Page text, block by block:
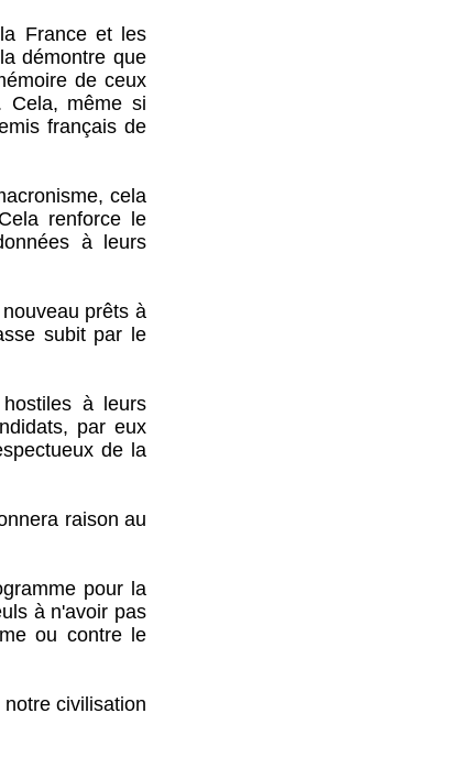
France et les
démontre que
de ceux
Cela, même si
français de
cela
renforce le
à leurs
prêts à
subit par le
à leurs
par eux
de la
raison au
pour la
à n'avoir pas
ou contre le
civilisation